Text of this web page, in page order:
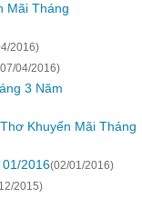
Mãi Tháng
2016)
04/2016)
3 Năm
Khuyến Mãi Tháng
2016(02/01/2016)
2015)